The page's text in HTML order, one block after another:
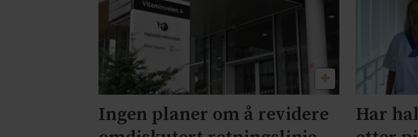
Ingen planer om å revidere
Har